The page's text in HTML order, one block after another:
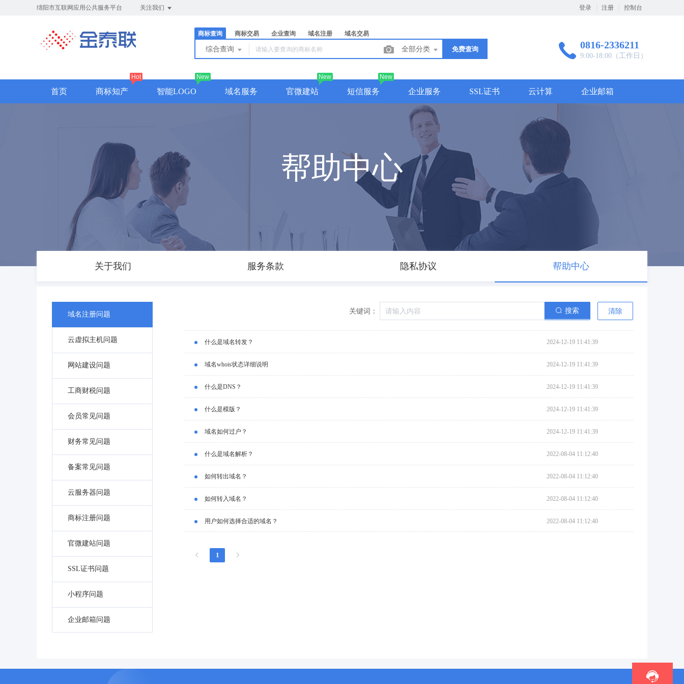
绵阳市互联网应用公共服务平台 关注我们 登录 注册 控制台
商标查询 商标交易 企业查询 域名注册 域名交易
综合查询 全部分类 免费查询 0816-2336211
9:00-18:00（工作日）
首页 商标知产
Hot
智能LOGO
New
域名服务 官微建站
New
短信服务
New
企业服务 SSL证书 云计算 企业邮箱
帮助中心
关于我们 服务条款 隐私协议 帮助中心
域名注册问题
云虚拟主机问题
网站建设问题
工商财税问题
会员常见问题
财务常见问题
备案常见问题
云服务器问题
商标注册问题
官微建站问题
SSL证书问题
小程序问题
企业邮箱问题
关键词： 搜索 清除
什么是域名转发？ 2024-12-19 11:41:39
域名whois状态详细说明 2024-12-19 11:41:39
什么是DNS？ 2024-12-19 11:41:39
什么是模版？ 2024-12-19 11:41:39
域名如何过户？ 2024-12-19 11:41:39
什么是域名解析？ 2022-08-04 11:12:40
如何转出域名？ 2022-08-04 11:12:40
如何转入域名？ 2022-08-04 11:12:40
用户如何选择合适的域名？ 2022-08-04 11:12:40
1